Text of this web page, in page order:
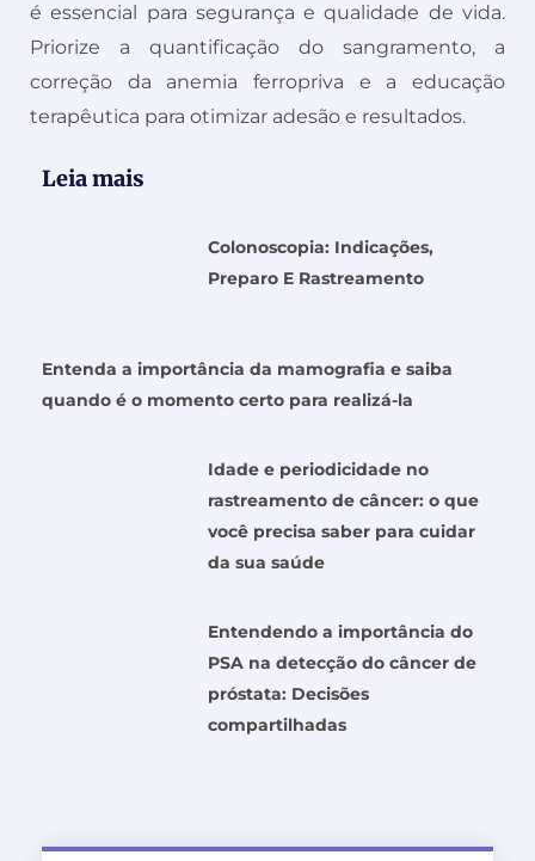
é essencial para segurança e qualidade de vida.
Priorize a quantificação do sangramento, a
correção da anemia ferropriva e a educação
terapêutica para otimizar adesão e resultados.
Leia mais
Colonoscopia: Indicações,
Preparo E Rastreamento
Entenda a importância da mamografia e saiba
quando é o momento certo para realizá-la
Idade e periodicidade no
rastreamento de câncer: o que
você precisa saber para cuidar
da sua saúde
Entendendo a importância do
PSA na detecção do câncer de
próstata: Decisões
compartilhadas